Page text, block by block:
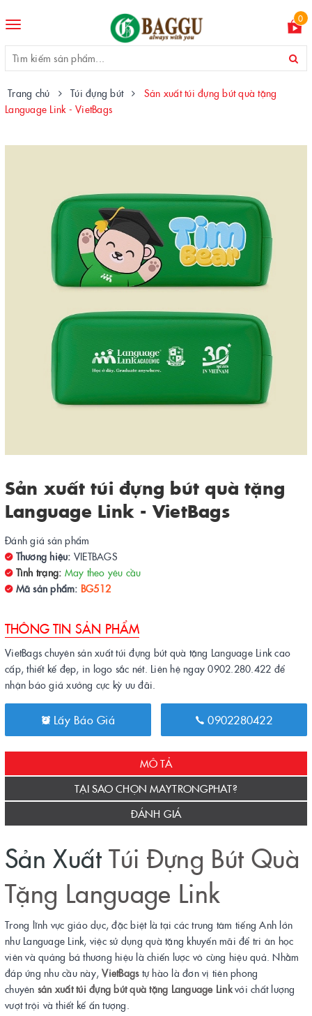
Toggle
0
Trang chủ Túi đựng bút
Sản xuất túi đựng bút quà tặng
Language Link - VietBags
Sản xuất túi đựng bút quà tặng
Language Link - VietBags
Đánh giá sản phẩm
Thương hiệu: VIETBAGS
Tình trạng: May theo yêu cầu
Mã sản phẩm: BG512
THÔNG TIN SẢN PHẨM
VietBags chuyên sản xuất túi đựng bút quà tặng Language Link cao
cấp, thiết kế đẹp, in logo sắc nét. Liên hệ ngay 0902.280.422 để
nhận báo giá xưởng cực kỳ ưu đãi.
Lấy Báo Giá 0902280422
MÔ TẢ
TẠI SAO CHỌN MAYTRONGPHAT?
ĐÁNH GIÁ
Sản XuấtTúi Đựng Bút Quà
Tặng Language Link
Trong lĩnh vực giáo dục, đặc biệt là tại các trung tâm tiếng Anh lớn
như Language Link, việc sử dụng quà tặng khuyến mãi để tri ân học
viên và quảng bá thương hiệu là chiến lược vô cùng hiệu quả. Nhằm
đáp ứng nhu cầu này,VietBags tự hào là đơn vị tiên phong
chuyên sản xuất túi đựng bút quà tặng Language Linkvới chất lượng
vượt trội và thiết kế ấn tượng.